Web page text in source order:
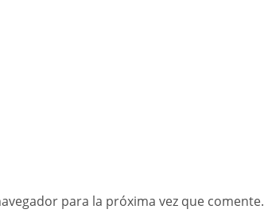
para la próxima vez que comente.